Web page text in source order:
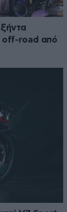
off-road από